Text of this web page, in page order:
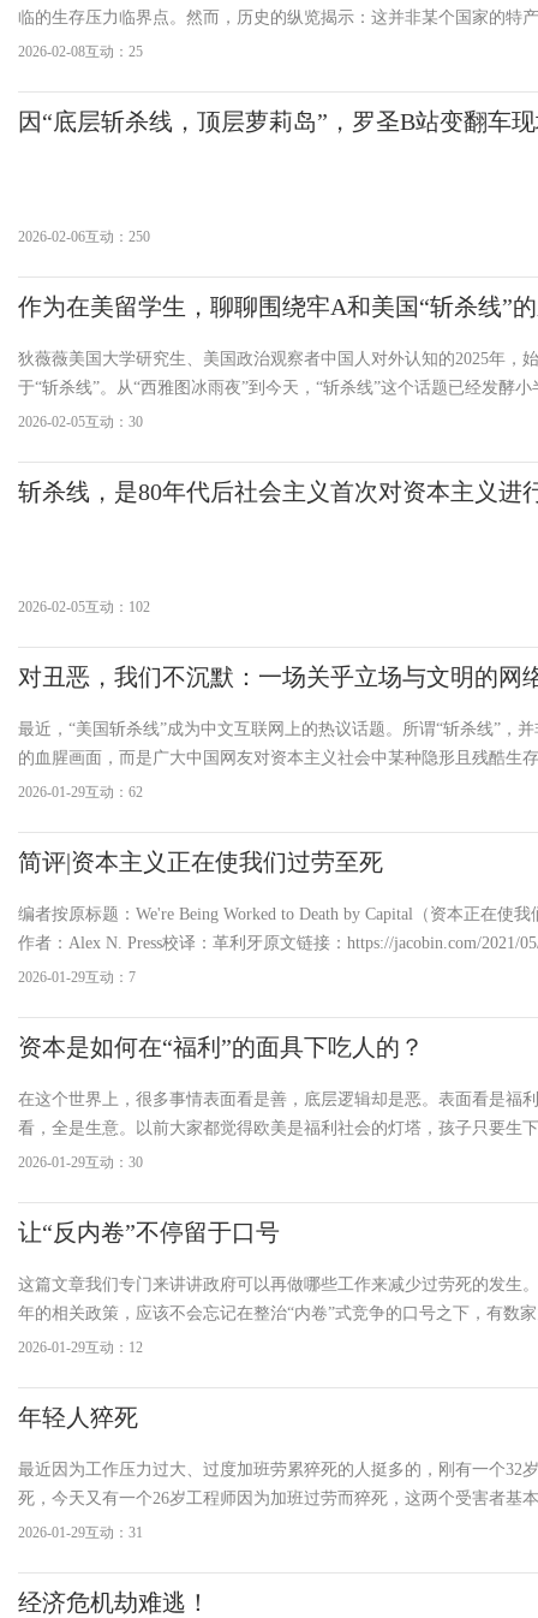
临的生存压力临界点。然而，历史的纵览揭示：这并非某个国家的特
义生产方式自诞生之日起便不断演进的系统性剥削机制。从原始积累
2026-02-08互动：25
因“底层斩杀线，顶层萝莉岛”，罗圣B站变翻车
2026-02-06互动：250
作为在美留学生，聊聊围绕牢A和美国“斩杀线”
狄薇薇美国大学研究生、美国政治观察者中国人对外认知的2025年，
于“斩杀线”。从“西雅图冰雨夜”到今天，“斩杀线”这个话题已经发酵
而，随着多国重磅媒体相继报道，国内逐渐出现了一些不同层次的争
2026-02-05互动：30
斩杀线，是80年代后社会主义首次对资本主义进
2026-02-05互动：102
对丑恶，我们不沉默：一场关乎立场与文明的网
最近，“美国斩杀线”成为中文互联网上的热议话题。所谓“斩杀线”，
的血腥画面，而是广大中国网友对资本主义社会中某种隐形且残酷生
喻——它指向的是在资本逻辑主导下，底层民众在医疗、教育、债务
2026-01-29互动：62
简评|资本主义正在使我们过劳至死
编者按原标题：We're Being Worked to Death by Capital（资本正在使
作者：Alex N. Press校译：革利牙原文链接：https://jacobin.com/2021/
underwork-unemployment-underemployment-workers-boundaries-
2026-01-29互动：7
资本是如何在“福利”的面具下吃人的？
在这个世界上，很多事情表面看是善，底层逻辑却是恶。表面看是福
看，全是生意。以前大家都觉得欧美是福利社会的灯塔，孩子只要生
帮你兜底，甚至有人说在国外养孩子就像养个宠物一样轻松。但随着
2026-01-29互动：30
让“反内卷”不停留于口号
这篇文章我们专门来讲讲政府可以再做哪些工作来减少过劳死的发生
年的相关政策，应该不会忘记在整治“内卷”式竞争的口号之下，有数
了工时方面的合规整改，并成为一时的热点新闻。例如美的集团明确
2026-01-29互动：12
年轻人猝死
最近因为工作压力过大、过度加班劳累猝死的人挺多的，刚有一个32
死，今天又有一个26岁工程师因为加班过劳而猝死，这两个受害者基
点：1、工作强度极大，被公司使劲压榨劳动价值，一个人干几个人的
2026-01-29互动：31
经济危机劫难逃！